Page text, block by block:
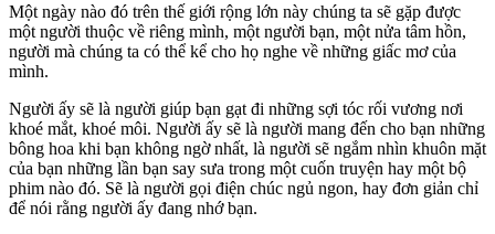
Một ngày nào đó trên thế giới rộng lớn này chúng ta sẽ gặp được
một người thuộc về riêng mình, một người bạn, một nửa tâm hồn,
người mà chúng ta có thể kể cho họ nghe về những giấc mơ của
mình.
Người ấy sẽ là người giúp bạn gạt đi những sợi tóc rối vương nơi
khoé mắt, khoé môi. Người ấy sẽ là người mang đến cho bạn những
bông hoa khi bạn không ngờ nhất, là người sẽ ngắm nhìn khuôn mặt
của bạn những lần bạn say sưa trong một cuốn truyện hay một bộ
phim nào đó. Sẽ là người gọi điện chúc ngủ ngon, hay đơn giản chỉ
để nói rằng người ấy đang nhớ bạn.